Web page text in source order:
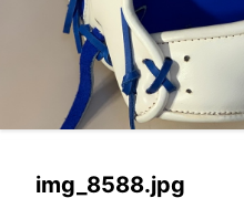
img_8588.jpg